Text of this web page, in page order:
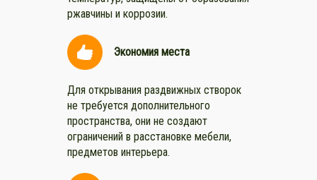
ржавчины и коррозии.
Экономия места
Для открывания раздвижных створок
не требуется дополнительного
пространства, они не создают
ограничений в расстановке мебели,
предметов интерьера.